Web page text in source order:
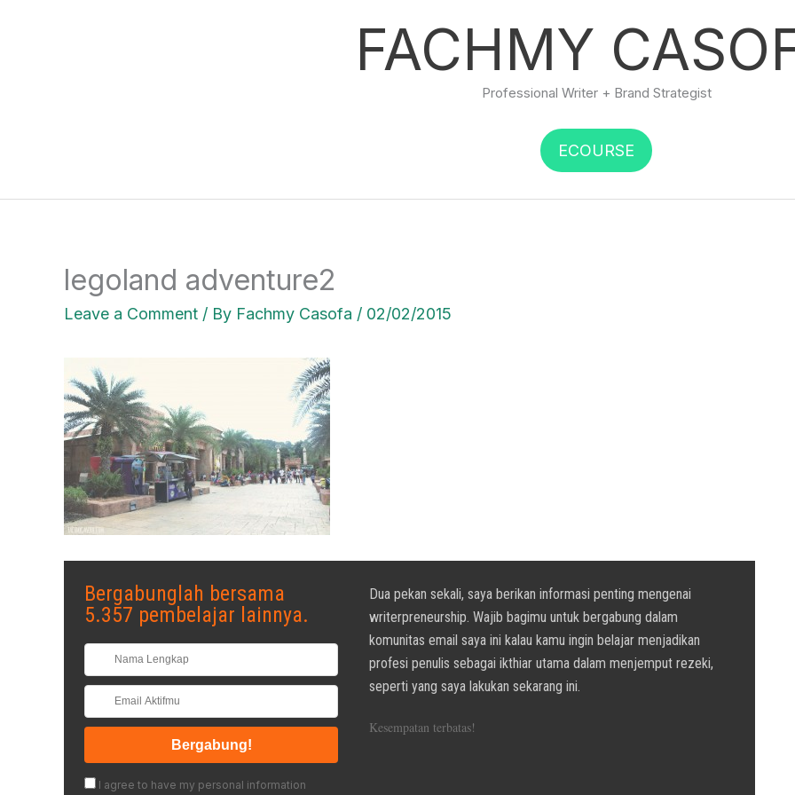
FACHMY
Professional Writer + Brand Strategist
ECOURSE
legoland adventure2
Leave a Comment / By Fachmy Casofa / 02/02/2015
Bergabunglah bersama
5.357 pembelajar lainnya.
I agree to have my personal information
Dua pekan sekali, saya berikan informasi penting mengenai
writerpreneurship. Wajib bagimu untuk bergabung dalam
komunitas email saya ini kalau kamu ingin belajar menjadikan
profesi penulis sebagai ikthiar utama dalam menjemput rezeki,
seperti yang saya lakukan sekarang ini.
Kesempatan terbatas!